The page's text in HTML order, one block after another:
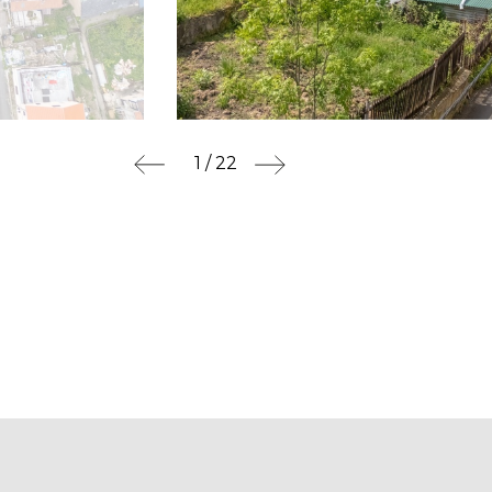
1 / 22